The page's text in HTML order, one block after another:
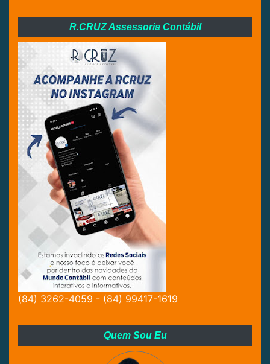
R.CRUZ Assessoria Contábil
(84) 3262-4059 - (84) 99417-1619
Quem Sou Eu